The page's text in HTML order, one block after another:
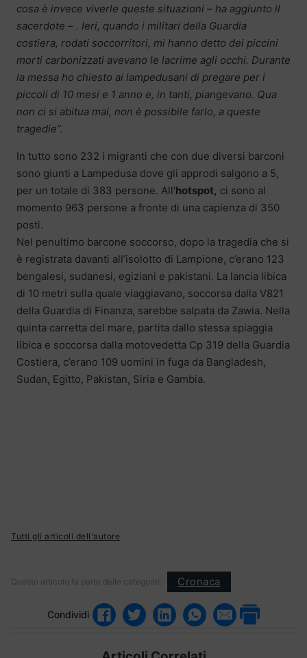
cosa è invece viverle queste situazioni – ha aggiunto il
sacerdote – . Ieri, quando i militari della Guardia
costiera, rodati soccorritori, mi hanno detto dei piccini
morti carbonizzati avevano le lacrime agli occhi. Durante
la messa ho chiesto ai lampedusani di pregare per i
piccoli di 10 mesi e 1 anno e, in tanti, piangevano. Qua
non ci si abitua mai, non è possibile farlo, a queste
tragedie”.
In tutto sono 232 i migranti che con due diversi barconi
sono giunti a Lampedusa dove gli approdi salgono a 5,
per un totale di 383 persone. All’hotspot, ci sono al
momento 963 persone a fronte di una capienza di 350
posti.
Nel penultimo barcone soccorso, dopo la tragedia che si
è registrata davanti all’isolotto di Lampione, c’erano 123
bengalesi, sudanesi, egiziani e pakistani. La lancia libica
di 10 metri sulla quale viaggiavano, soccorsa dalla V821
della Guardia di Finanza, sarebbe salpata da Zawia. Nella
quinta carretta del mare, partita dallo stessa spiaggia
libica e soccorsa dalla motovedetta Cp 319 della Guardia
Costiera, c’erano 109 uomini in fuga da Bangladesh,
Sudan, Egitto, Pakistan, Siria e Gambia.
Tutti gli articoli dell'autore
Questo articolo fa parte delle categorie: Cronaca
Condividi